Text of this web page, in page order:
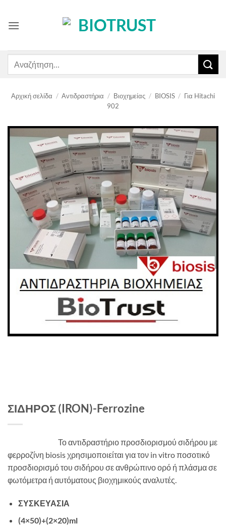
περιεχόμενο
Αναζήτηση
Αρχική σελίδα / Αντιδραστήρια / Βιοχημείας / BIOSIS / Για Hitachi
902
ΣΙΔΗΡΟΣ (IRON)-Ferrozine
Το αντιδραστήριο προσδιορισμού σιδήρου με
φερροζίνη biosis χρησιμοποιείται για τον in vitro ποσοτικό
προσδιορισμό του σιδήρου σε ανθρώπινο ορό ή πλάσμα σε
φωτόμετρα ή αυτόματους βιοχημικούς αναλυτές.
ΣΥΣΚΕΥΑΣΙΑ
(4×50)+(2×20)ml